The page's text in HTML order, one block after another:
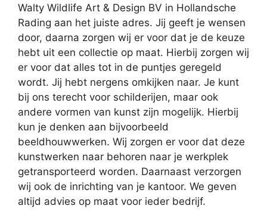
Walty Wildlife Art & Design BV in Hollandsche
Rading aan het juiste adres. Jij geeft je wensen
door, daarna zorgen wij er voor dat je de keuze
hebt uit een collectie op maat. Hierbij zorgen wij
er voor dat alles tot in de puntjes geregeld
wordt. Jij hebt nergens omkijken naar. Je kunt
bij ons terecht voor schilderijen, maar ook
andere vormen van kunst zijn mogelijk. Hierbij
kun je denken aan bijvoorbeeld
beeldhouwwerken. Wij zorgen er voor dat deze
kunstwerken naar behoren naar je werkplek
getransporteerd worden. Daarnaast verzorgen
wij ook de inrichting van je kantoor. We geven
altijd advies op maat voor ieder bedrijf.